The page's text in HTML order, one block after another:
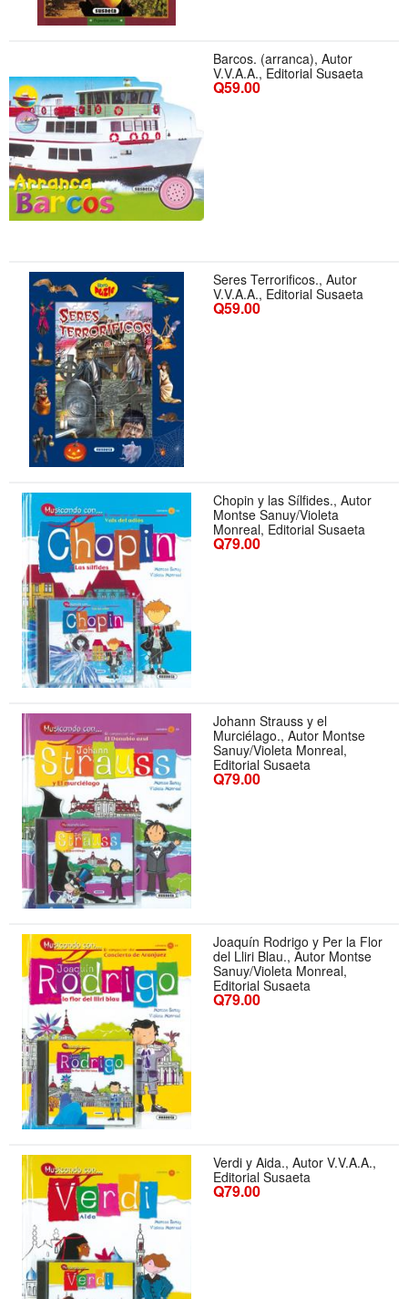
Barcos. (arranca), Autor
V.V.A.A., Editorial Susaeta
Q59.00
Seres Terrorificos., Autor
V.V.A.A., Editorial Susaeta
Q59.00
Chopin y las Sílfides., Autor
Montse Sanuy/Violeta
Monreal, Editorial Susaeta
Q79.00
Johann Strauss y el
Murciélago., Autor Montse
Sanuy/Violeta Monreal,
Editorial Susaeta
Q79.00
Joaquín Rodrigo y Per la Flor
del Lliri Blau., Autor Montse
Sanuy/Violeta Monreal,
Editorial Susaeta
Q79.00
Verdi y Aida., Autor V.V.A.A.,
Editorial Susaeta
Q79.00